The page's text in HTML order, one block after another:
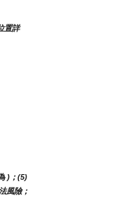
置詳
)；(5)
風險；